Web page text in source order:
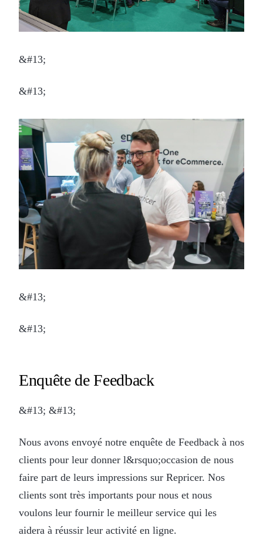
&#13;
&#13;
&#13;
&#13;
Enquête de Feedback
&#13; &#13;
Nous avons envoyé notre enquête de Feedback à nos
clients pour leur donner l&rsquo;occasion de nous
faire part de leurs impressions sur Repricer. Nos
clients sont très importants pour nous et nous
voulons leur fournir le meilleur service qui les
aidera à réussir leur activité en ligne.